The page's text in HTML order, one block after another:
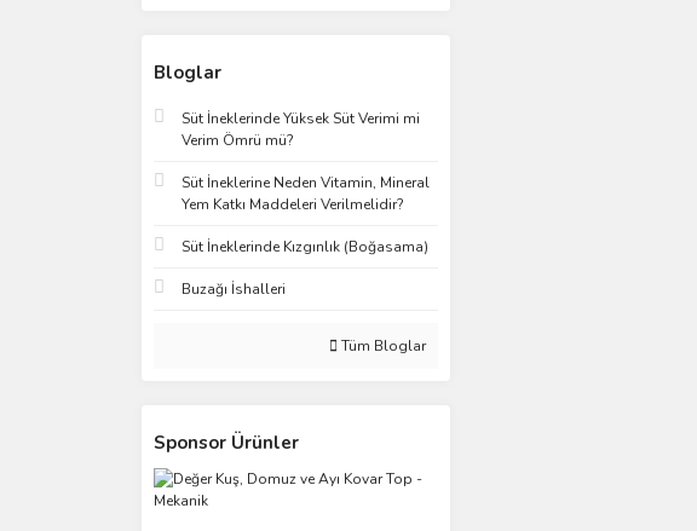
Bloglar
Süt İneklerinde Yüksek Süt Verimi mi
Verim Ömrü mü?
Süt İneklerine Neden Vitamin, Mineral
Yem Katkı Maddeleri Verilmelidir?
Süt İneklerinde Kızgınlık (Boğasama)
Buzağı İshalleri
Tüm Bloglar
Sponsor Ürünler